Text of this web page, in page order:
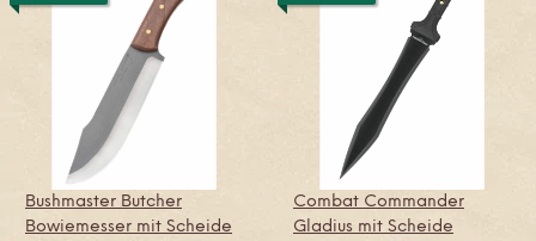
Bushmaster Butcher
Bowiemesser mit Scheide
Combat Commander
Gladius mit Scheide